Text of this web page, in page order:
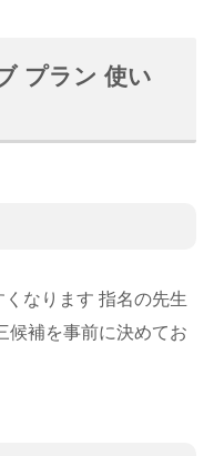
プラン 使い
なります 指名の先生
候補を事前に決めてお